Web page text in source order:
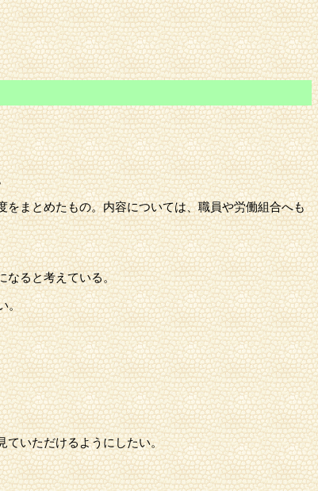
まとめたもの。内容については、職員や労働組合へも
なると考えている。
。
ていただけるようにしたい。